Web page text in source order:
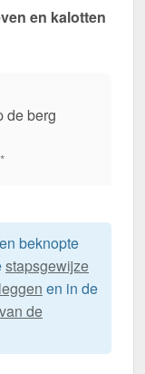
en kalotten
de berg
beknopte
stapsgewijze
en in de
de